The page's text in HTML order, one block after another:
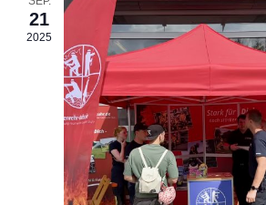
21
2025